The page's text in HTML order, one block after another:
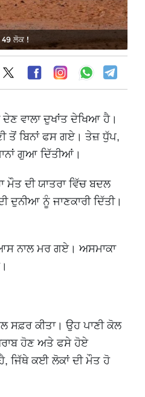
49 ਲੋਕ !
ਵਾਲਾ ਦੁਖਾਂਤ ਦੇਖਿਆ ਹੈ।
ਤੋਂ ਬਿਨਾਂ ਫਸ ਗਏ। ਤੇਜ਼ ਧੁੱਪ,
ਗੁਆ ਦਿੱਤੀਆਂ।
ਮੌਤ ਦੀ ਯਾਤਰਾ ਵਿੱਚ ਬਦਲ
ਨੂੰ ਜਾਣਕਾਰੀ ਦਿੱਤੀ।
ਨਾਲ ਮਰ ਗਏ। ਅਸਮਾਕਾ
ਸਫ਼ਰ ਕੀਤਾ। ਉਹ ਪਾਣੀ ਕੋਲ
ਹੋਣ ਅਤੇ ਫਸੇ ਹੋਏ
ਜਿੱਥੇ ਕਈ ਲੋਕਾਂ ਦੀ ਮੌਤ ਹੋ